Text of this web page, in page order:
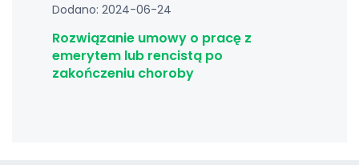
Dodano: 2024-06-24
Rozwiązanie umowy o pracę z
emerytem lub rencistą po
zakończeniu choroby